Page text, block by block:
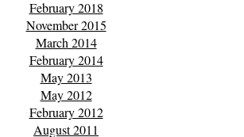
February 2018
November 2015
March 2014
February 2014
May 2013
May 2012
February 2012
August 2011